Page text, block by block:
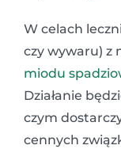
W celach
czy wywaru) z
miodu
Działanie
czym
cennych